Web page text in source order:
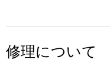
修理について